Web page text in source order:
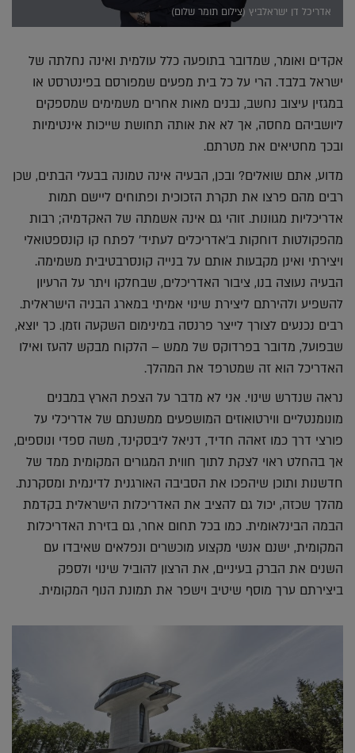
אדריכל דן ישראלביץ (צילום תומר שלום)
אקדים ואומר, שמדובר בתופעה כלל עולמית ואינה נחלתה של
ישראל בלבד. הרי על כל בית מפעים שמפורסם בפינטרסט או
במגזין עיצוב נחשב, נבנים מאות אחרים משמימים שמספקים
ליושביהם מחסה, אך לא את אותה תחושת שייכות אינטימיות
ובכך מחטיאים את מטרתם.
מדוע, אתם שואלים? ובכן, הבעיה אינה טמונה בבעלי הבתים, שכן
רבים מהם פרצו את תקרת הזכוכית ופתוחים ליישם תמות
אדריכליות מגוונות. זוהי גם אינה אשמתה של האקדמיה; רבות
מהפקולטות דוחקות ב'אדריכלים לעתיד' לפתח קו קונספטואלי
ויצירתי ואינן מקבעות אותם על בנייה קונסרבטיבית משמימה.
הבעיה נעוצה בנו, ציבור האדריכלים, שבחלקו ויתר על הרעיון
להשפיע ולהירתם ליצירת שינוי אמיתי במארג הבניה הישראלית.
רבים נכנעים לצורך לייצר פרנסה במינימום השקעה וזמן. כך יוצא,
שבפועל, מדובר בפרדוקס של ממש – הלקוח מבקש להעז ואילו
האדריכל הוא זה שמטרפד את המהלך.
נראה שנדרש שינוי. אני לא מדבר על הצפת הארץ במבנים
מונומנטליים ווירטואוזים המושפעים ממשנתם של אדריכלי על
פורצי דרך כמו זאהה חדיד, דניאל ליבסקינד, משה ספדי ונוספים,
אך בהחלט ראוי לצקת לתוך חווית המגורים המקומית ממד של
חדשנות ותוכן שיהפכו את הסביבה האורגנית לדינמית ומסקרנת.
מהלך שכזה, יכול גם להציב את האדריכלות הישראלית בקדמת
הבמה הבינלאומית. כמו בכל תחום אחר, גם בזירת האדריכלות
המקומית, ישנם אנשי מקצוע מוכשרים ונפלאים שאיבדו עם
השנים את הברק בעיניים, את הרצון להוביל שינוי ולספק
ביצירתם ערך מוסף שיטיב וישפר את תמונת הנוף המקומית.